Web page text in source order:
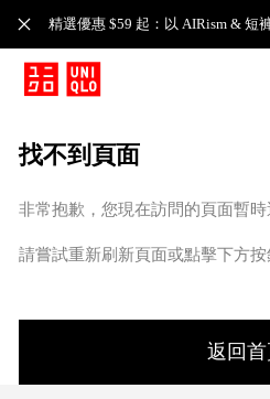
精選優惠 $59 起：以 AIRism & 短
找不到頁面
非常抱歉，您現在訪問的頁面暫時
請嘗試重新刷新頁面或點擊下方
返回首